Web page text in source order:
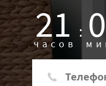
21 :
часов